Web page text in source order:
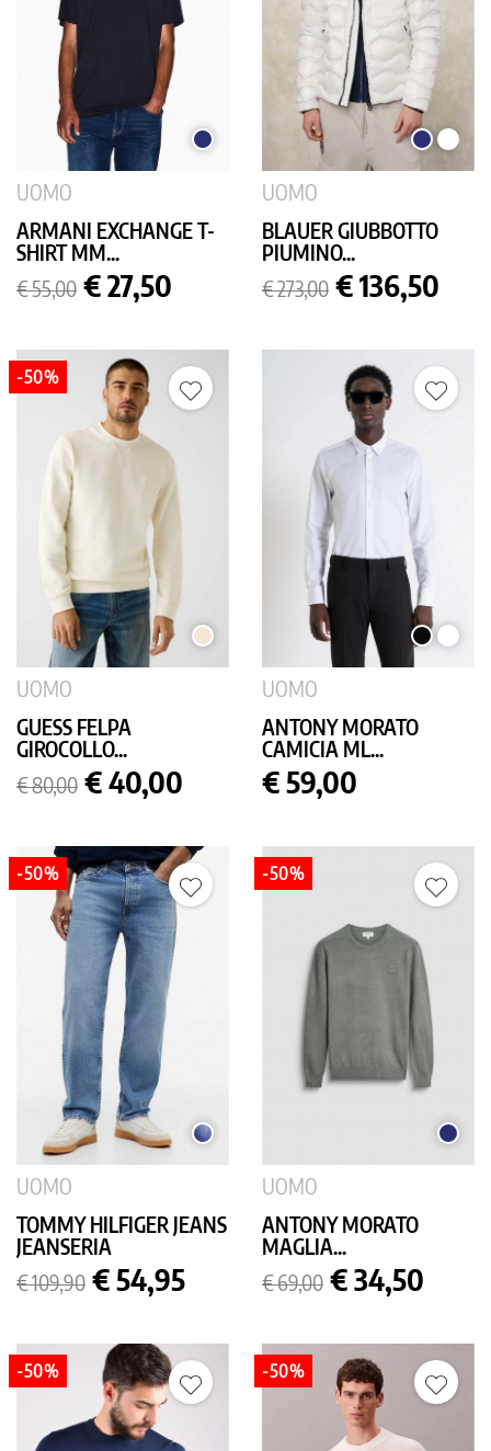
BLU
UOMO
ARMANI EXCHANGE T-
SHIRT MM...
Prezzo
base
€ 55,00 Prezzo
€ 27,50
BLU
UOMO
BLAUER GIUBBOTTO
PIUMINO...
Prezzo
base
€ 273,00 Prezzo
€ 136,50
PANNA
UOMO
GUESS FELPA
GIROCOLLO...
Prezzo
base
€ 80,00 Prezzo
€ 40,00
-50%
NERO
UOMO
ANTONY MORATO
CAMICIA ML...
Prezzo
€ 59,00
MEDIUM
UOMO
TOMMY HILFIGER JEANS
JEANSERIA
Prezzo
base
€ 109,90 Prezzo
€ 54,95
-50%
BLU
UOMO
ANTONY MORATO
MAGLIA...
Prezzo
base
€ 69,00 Prezzo
€ 34,50
-50%
-50% -50%